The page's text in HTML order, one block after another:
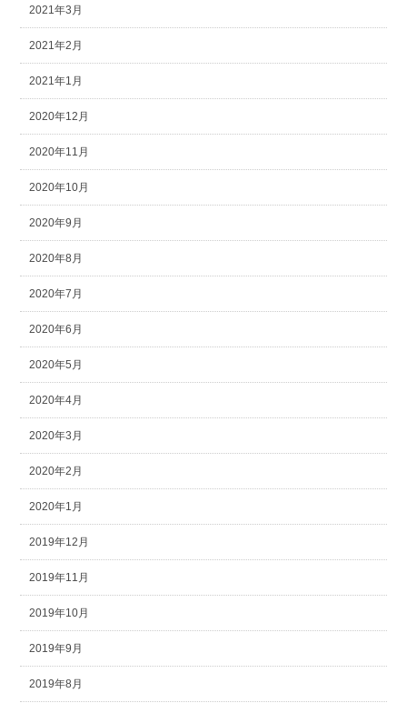
2021年3月
2021年2月
2021年1月
2020年12月
2020年11月
2020年10月
2020年9月
2020年8月
2020年7月
2020年6月
2020年5月
2020年4月
2020年3月
2020年2月
2020年1月
2019年12月
2019年11月
2019年10月
2019年9月
2019年8月